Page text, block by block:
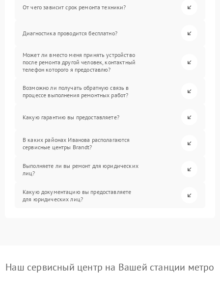
От чего зависит срок ремонта техники?
Диагностика проводится бесплатно?
Может ли вместо меня принять устройство
после ремонта другой человек, контактный
телефон которого я предоставлю?
Возможно ли получать обратную связь в
процессе выполнения ремонтных работ?
Какую гарантию вы предоставляете?
В каких районах Иванова располагаются
сервисные центры Brandt?
Выполняете ли вы ремонт для юридических
лиц?
Какую документацию вы предоставляете
для юридических лиц?
Наш сервисный центр на Вашей станции метро